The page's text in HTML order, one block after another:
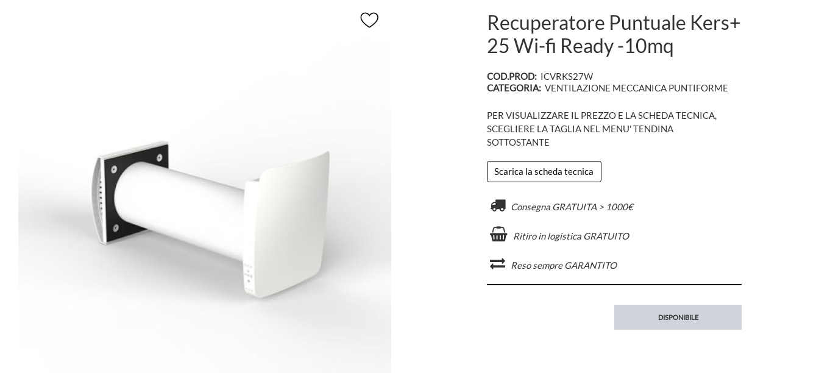
Recuperatore Puntuale Kers+
25 Wi-fi Ready -10mq
COD.PROD: ICVRKS27W
CATEGORIA: VENTILAZIONE MECCANICA PUNTIFORME
PER VISUALIZZARE IL PREZZO E LA SCHEDA TECNICA,
SCEGLIERE LA TAGLIA NEL MENU' TENDINA
SOTTOSTANTE
Scarica la scheda tecnica
Consegna GRATUITA > 1000€
Ritiro in logistica GRATUITO
Reso sempre GARANTITO
DISPONIBILE